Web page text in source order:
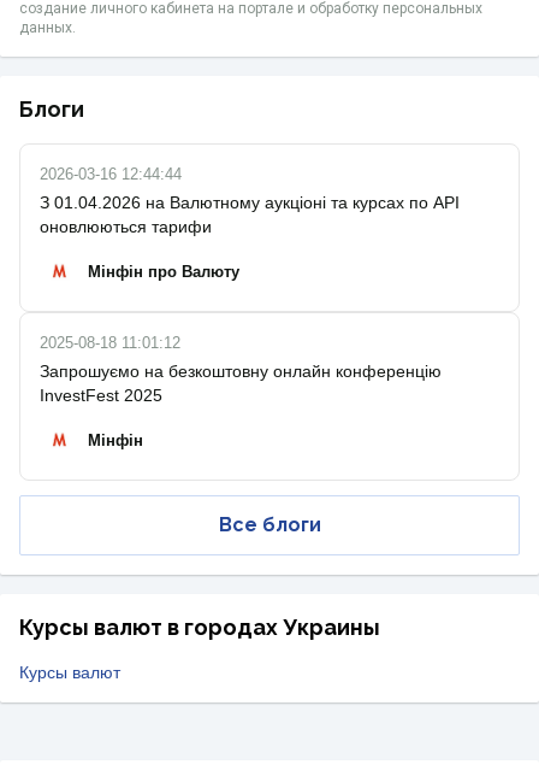
создание личного кабинета на портале и обработку персональных
данных.
Блоги
2026-03-16 12:44:44
З 01.04.2026 на Валютному аукціоні та курсах по API
оновлюються тарифи
Мінфін про Валюту
2025-08-18 11:01:12
Запрошуємо на безкоштовну онлайн конференцію
InvestFest 2025
Мінфін
Все блоги
Курсы валют в городах Украины
Курсы валют